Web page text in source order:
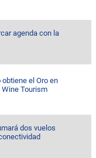
agenda con la
el Oro en
Tourism
dos vuelos